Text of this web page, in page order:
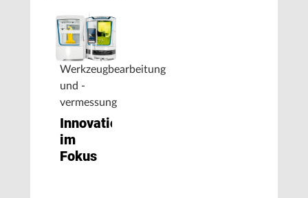
Werkzeugbearbeitung
und -
vermessung
Innovationen
im
Fokus